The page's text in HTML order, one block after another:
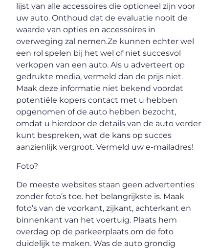
lijst van alle accessoires die optioneel zijn voor
uw auto. Onthoud dat de evaluatie nooit de
waarde van opties en accessoires in
overweging zal nemen.Ze kunnen echter wel
een rol spelen bij het wel of niet succesvol
verkopen van een auto. Als u adverteert op
gedrukte media, vermeld dan de prijs niet.
Maak deze informatie niet bekend voordat
potentiële kopers contact met u hebben
opgenomen of de auto hebben bezocht,
omdat u hierdoor de details van de auto verder
kunt bespreken, wat de kans op succes
aanzienlijk vergroot. Vermeld uw e-mailadres!
Foto?
De meeste websites staan ​​geen advertenties
zonder foto’s toe. het belangrijkste is. Maak
foto’s van de voorkant, zijkant, achterkant en
binnenkant van het voertuig. Plaats hem
overdag op de parkeerplaats om de foto
duidelijk te maken. Was de auto grondig